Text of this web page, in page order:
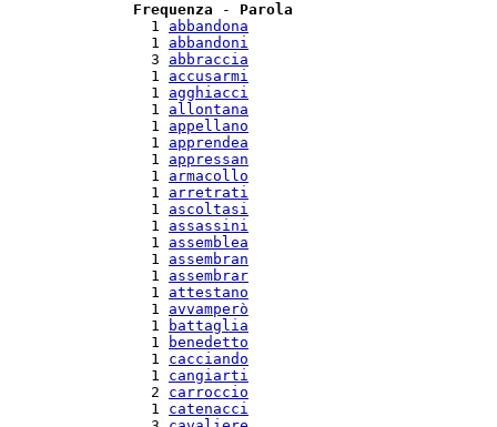
Frequenza - Parola
  1
abbandona
  1
abbandoni
  3
abbraccia
  1
accusarmi
  1
agghiacci
  1
allontana
  1
appellano
  1
apprendea
  1
appressan
  1
armacollo
  1
arretrati
  1
ascoltasi
  1
assassini
  1
assemblea
  1
assembran
  1
assembrar
  1
attestano
  1
avvamperò
  1
battaglia
  1
benedetto
  1
cacciando
  1
cangiarti
  2
carroccio
  1
catenacci